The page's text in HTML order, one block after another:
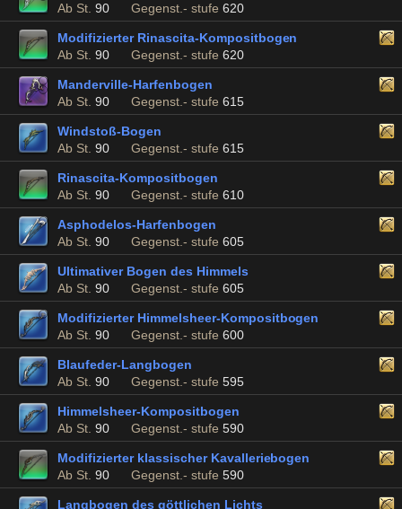
Ab St. 90 Gegenst.- stufe 620
Modifizierter Rinascita-Kompositbogen
Ab St. 90 Gegenst.- stufe 620
Manderville-Harfenbogen
Ab St. 90 Gegenst.- stufe 615
Windstoß-Bogen
Ab St. 90 Gegenst.- stufe 615
Rinascita-Kompositbogen
Ab St. 90 Gegenst.- stufe 610
Asphodelos-Harfenbogen
Ab St. 90 Gegenst.- stufe 605
Ultimativer Bogen des Himmels
Ab St. 90 Gegenst.- stufe 605
Modifizierter Himmelsheer-Kompositbogen
Ab St. 90 Gegenst.- stufe 600
Blaufeder-Langbogen
Ab St. 90 Gegenst.- stufe 595
Himmelsheer-Kompositbogen
Ab St. 90 Gegenst.- stufe 590
Modifizierter klassischer Kavalleriebogen
Ab St. 90 Gegenst.- stufe 590
Langbogen des göttlichen Lichts